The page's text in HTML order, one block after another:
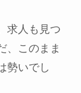
求人も見つ
、このまま
勢いでし